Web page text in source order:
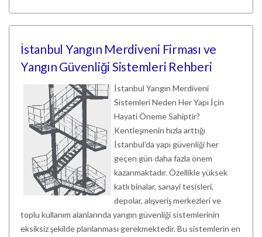
İstanbul Yangın Merdiveni Firması ve
Yangın Güvenliği Sistemleri Rehberi
İstanbul Yangın Merdiveni
Sistemleri Neden Her Yapı İçin
Hayati Öneme Sahiptir?
Kentleşmenin hızla arttığı
İstanbul'da yapı güvenliği her
geçen gün daha fazla önem
kazanmaktadır. Özellikle yüksek
katlı binalar, sanayi tesisleri,
depolar, alışveriş merkezleri ve
toplu kullanım alanlarında yangın güvenliği sistemlerinin
eksiksiz şekilde planlanması gerekmektedir. Bu sistemlerin en